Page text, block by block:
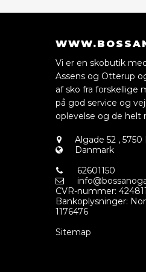
Vi er en skobutik
Assens og Otterup
af sko fra
på god service og
oplevelse og de helt
Algade 52 , 5750
Danmark
62601150
CVR-nummer:
Bankoplysninger:
1176476
Sitemap